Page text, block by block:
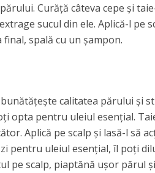
Curăţă câteva cepe şi
sucul din ele. Aplică-l pe
final, spală cu un şampon.
calitatea părului şi
opta pentru uleiul esenţial.
Aplică pe scalp şi lasă-l să
pentru uleiul esenţial, îl poţi
pe scalp, piaptănă uşor părul